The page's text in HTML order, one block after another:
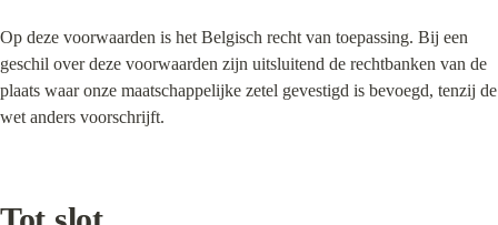
Op deze voorwaarden is het Belgisch recht van toepassing. Bij een
geschil over deze voorwaarden zijn uitsluitend de rechtbanken van de
plaats waar onze maatschappelijke zetel gevestigd is bevoegd, tenzij de
wet anders voorschrijft.